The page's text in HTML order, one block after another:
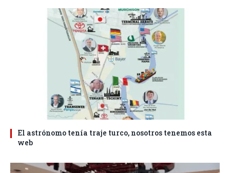
El astrónomo tenía traje turco, nosotros tenemos esta
web